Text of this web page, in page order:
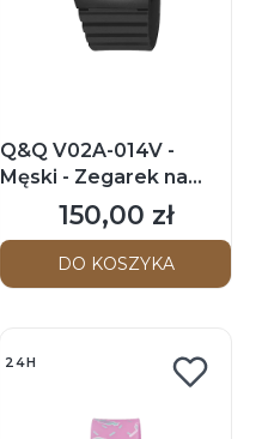
Q&Q V02A-014V -
Męski - Zegarek na
paskuCena
150,00 zł
DO KOSZYKA
24H